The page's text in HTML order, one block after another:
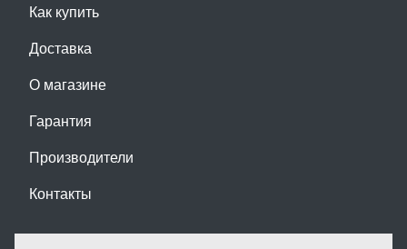
Как купить
Доставка
О магазине
Гарантия
Производители
Контакты